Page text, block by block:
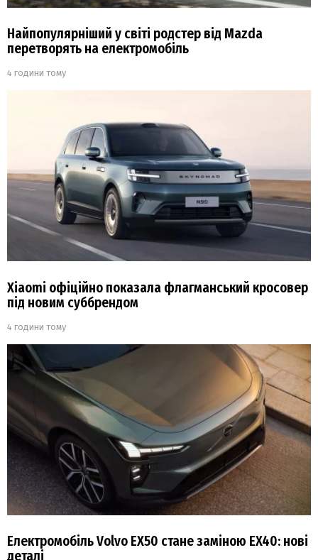
Найпопулярніший у світі родстер від Mazda
перетворять на електромобіль
4 години тому
Xiaomi офіційно показала флагманський кросовер
під новим суббрендом
4 години тому
Електромобіль Volvo EX50 стане заміною EX40: нові
деталі